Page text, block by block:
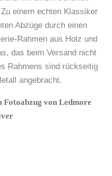
einem echten Klassiker
Abzüge durch einen
Rahmen aus Holz und
das beim Versand nicht
Rahmens sind rückseitig
angebracht.
von Ledmore